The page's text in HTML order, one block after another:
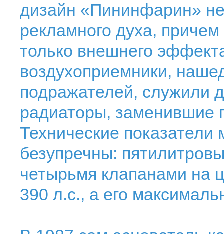
дизайн «Пининфарин»
рекламного духа,
только внешнего
воздухоприемники,
подражателей, служили
радиаторы, заменившие
Технические
безупречны:
четырьмя клапанами на
390 л.с., а его